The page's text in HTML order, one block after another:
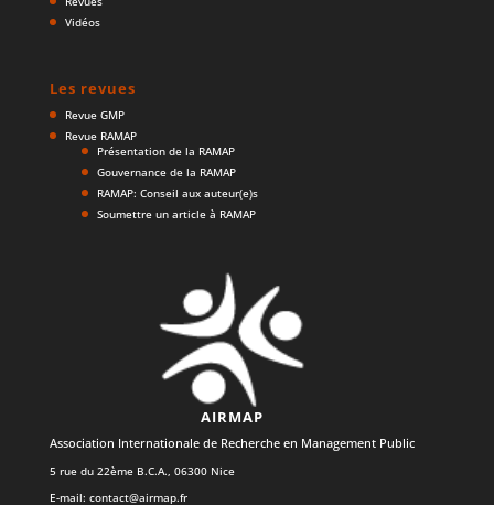
Vidéos
Les revues
Revue GMP
Revue RAMAP
Présentation de la RAMAP
Gouvernance de la RAMAP
RAMAP: Conseil aux auteur(e)s
Soumettre un article à RAMAP
AIRMAP
Association Internationale de Recherche en Management Public
5 rue du 22ème B.C.A., 06300 Nice
E-mail: contact@airmap.fr